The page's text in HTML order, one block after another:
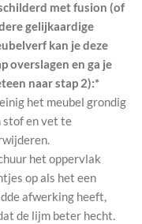
met fusion (of
gelijkaardige
kan je deze
overslagen en ga je
naar stap 2):*
het meubel grondig
stof en vet te
het oppervlak
op als het een
afwerking heeft,
de lijm beter hecht.